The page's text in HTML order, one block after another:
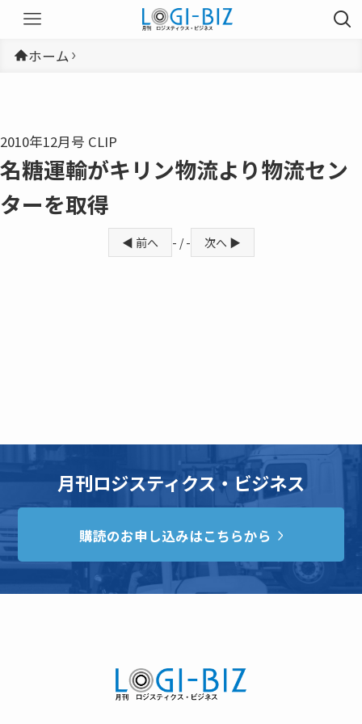
ホーム
2010年12月号 CLIP
名糖運輸がキリン物流より物流セン
ターを取得
◀ 前へ - / - 次へ ▶
月刊ロジスティクス・ビジネス
購読のお申し込みはこちらから